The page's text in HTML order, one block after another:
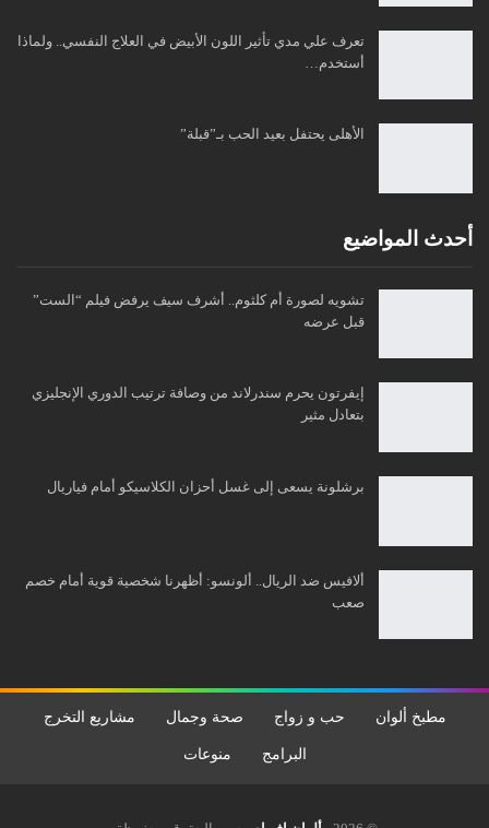
تعرف علي مدي تأثير اللون الأبيض في العلاج النفسي.. ولماذا
أستخدم…
الأهلى يحتفل بعيد الحب بـ”قبلة”
أحدث المواضيع
تشويه لصورة أم كلثوم.. أشرف سيف يرفض فيلم “الست”
قبل عرضه
إيفرتون يحرم سندرلاند من وصافة ترتيب الدوري الإنجليزي
بتعادل مثير
برشلونة يسعى إلى غسل أحزان الكلاسيكو أمام فياريال
ألافيس ضد الريال.. ألونسو: أظهرنا شخصية قوية أمام خصم
صعب
مطبخ ألوان حب و زواج صحة وجمال مشاريع التخرج
البرامج منوعات